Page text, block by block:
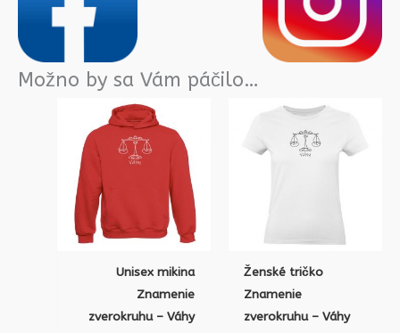
Možno by sa Vám páčilo…
Unisex mikina
Znamenie
zverokruhu – Váhy
Ženské tričko
Znamenie
zverokruhu – Váhy